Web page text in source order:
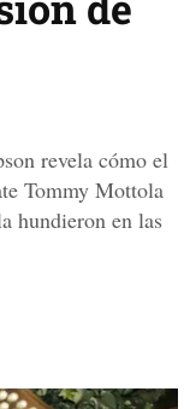
revela cómo el
Tommy Mottola
hundieron en las